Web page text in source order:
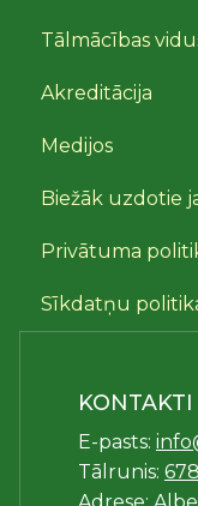
Tālmācības
Akreditācija
Medijos
Biežāk uzdotie
Privātuma
Sīkdatņu
KONTAKTI
E-pasts:
Tālrunis: